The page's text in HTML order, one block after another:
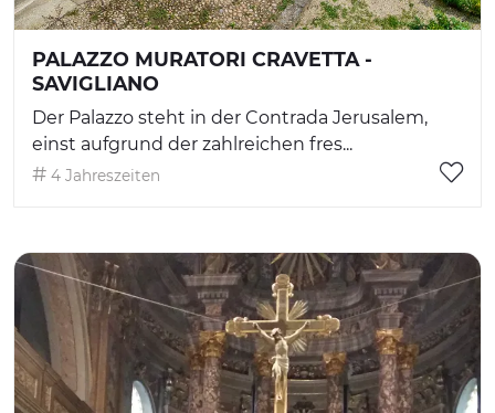
PALAZZO MURATORI CRAVETTA -
SAVIGLIANO
Der Palazzo steht in der Contrada Jerusalem,
einst aufgrund der zahlreichen fres...
4 Jahreszeiten